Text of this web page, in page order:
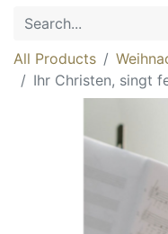
All Products
Ihr Christen, singt